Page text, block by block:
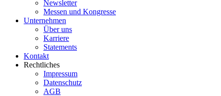
Newsletter
Messen und Kongresse
Unternehmen
Über uns
Karriere
Statements
Kontakt
Rechtliches
Impressum
Datenschutz
AGB